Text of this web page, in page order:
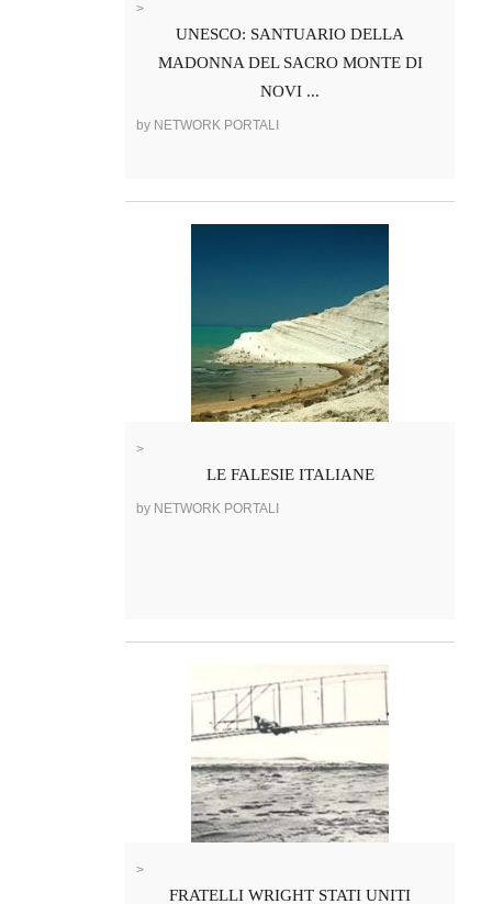
>
UNESCO: SANTUARIO DELLA
MADONNA DEL SACRO MONTE DI
NOVI ...
by NETWORK PORTALI
>
LE FALESIE ITALIANE
by NETWORK PORTALI
>
FRATELLI WRIGHT STATI UNITI